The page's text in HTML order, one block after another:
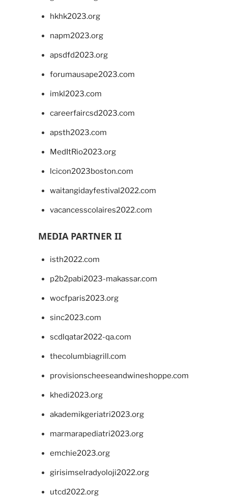
hkhk2023.org
napm2023.org
apsdfd2023.org
forumausape2023.com
imkl2023.com
careerfaircsd2023.com
apsth2023.com
MedItRio2023.org
lcicon2023boston.com
waitangidayfestival2022.com
vacancesscolaires2022.com
MEDIA PARTNER II
isth2022.com
p2b2pabi2023-makassar.com
wocfparis2023.org
sinc2023.com
scdlqatar2022-qa.com
thecolumbiagrill.com
provisionscheeseandwineshoppe.com
khedi2023.org
akademikgeriatri2023.org
marmarapediatri2023.org
emchie2023.org
girisimselradyoloji2022.org
utcd2022.org